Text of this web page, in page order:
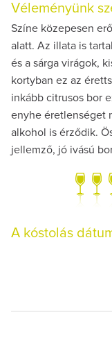
Véleményünk
Színe közepesen
alatt. Az illata is
és a sárga virágok,
kortyban ez az
inkább citrusos bor
enyhe éretlenséget
alkohol is érződik.
jellemző, jó ivású
A kóstolás